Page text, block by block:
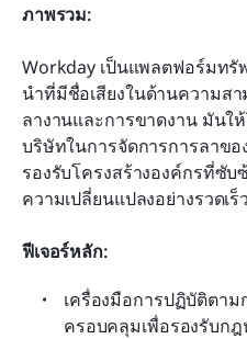
ภาพรวม:
Workday เป็นแพลตฟอร์มท
นำที่มีชื่อเสียงในด้านความส
ลางานและการขาดงาน มันใ
บริษัทในการจัดการการลาข
รองรับโครงสร้างองค์กรที่ซั
ความเปลี่ยนแปลงอย่างรวดเร็ว
ฟีเจอร์หลัก:
เครื่องมือการปฏิบัติตา
ครอบคลุมเพื่อรองรับก